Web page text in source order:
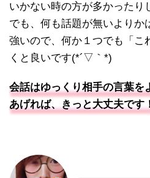
いかない時の方が多かったり
でも、何も話題が無いよりか
強いので、何か１つでも「こ
くと良いです(*´▽｀*)
会話はゆっくり相手の言葉を
あげれば、きっと大丈夫です！